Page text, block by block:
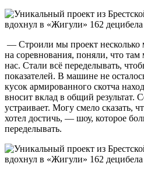
— Строили мы проект несколько
на соревнования, поняли, что там
нас. Стали всё переделывать,
показателей. В машине не
кусок армированного скотча
вносит вклад в общий результат.
устраивает. Могу смело сказать,
хотел достичь, — шоу, которое
переделывать.